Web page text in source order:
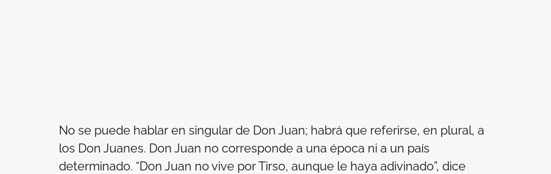
No se puede hablar en singular de Don Juan; habrá que referirse, en plural, a
los Don Juanes. Don Juan no corresponde a una época ni a un país
determinado. “Don Juan no vive por Tirso, aunque le haya adivinado”, dice